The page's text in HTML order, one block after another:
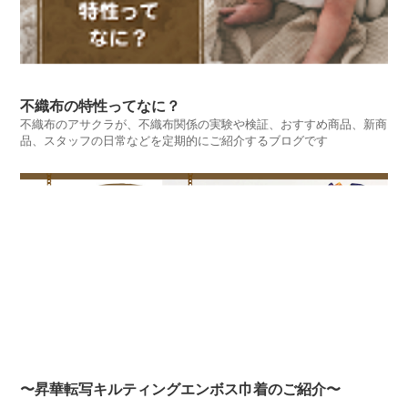
不織布の特性ってなに？
不織布のアサクラが、不織布関係の実験や検証、おすすめ商品、新商
品、スタッフの日常などを定期的にご紹介するブログです
〜昇華転写キルティングエンボス巾着のご紹介〜